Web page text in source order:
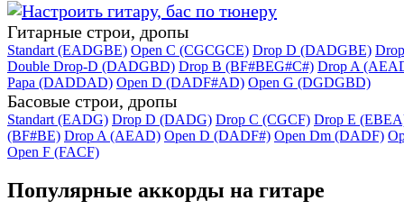
Гитарные строи, дропы
Standart (EADGBE) Open C (CGCGCE) Drop D (DADGBE)
Double Drop-D (DADGBD) Drop B (BF#BEG#C#) Drop A
Papa (DADDAD) Open D (DADF#AD) Open G (DGDGBD)
Басовые строи, дропы
Standart (EADG) Drop D (DADG) Drop C (CGCF) Drop E
(BF#BE) Drop A (AEAD) Open D (DADF#) Open Dm (DADF)
Open F (FACF)
Популярные аккорды на гитаре